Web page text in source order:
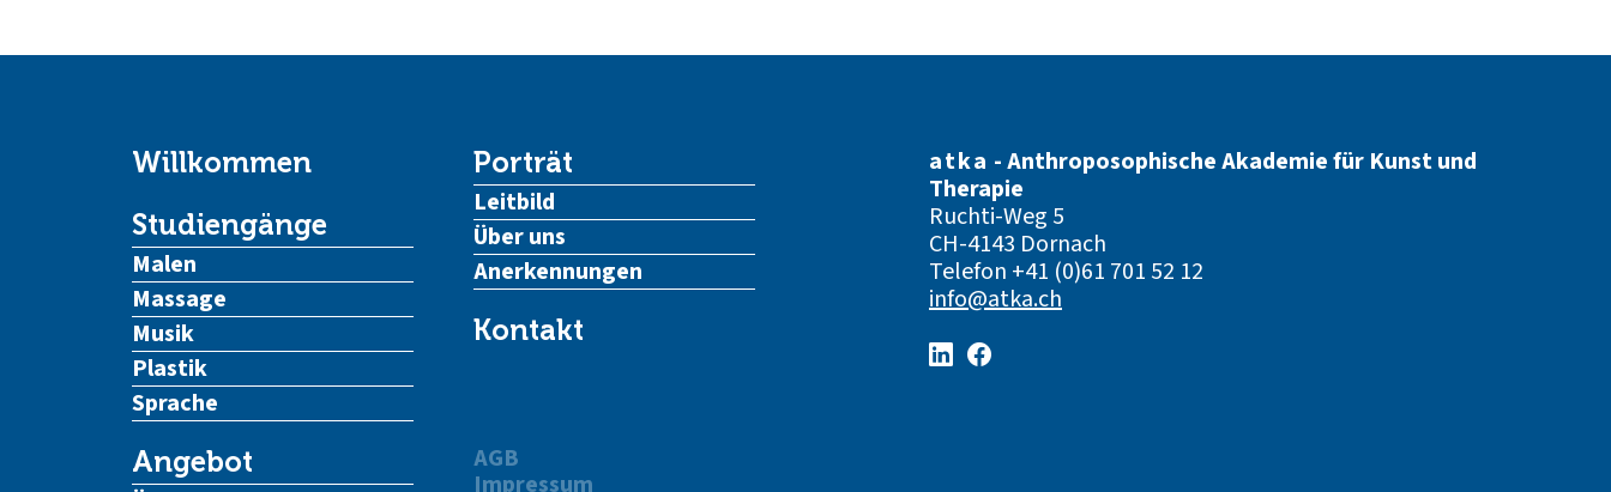
Willkommen
Studiengänge
Malen
Massage
Musik
Plastik
Sprache
Angebot
Porträt
Leitbild
Über uns
Anerkennungen
Kontakt
AGB
Impressum
atka - Anthroposophische Akademie für Kunst und
Therapie
Ruchti-Weg 5
CH-4143 Dornach
Telefon +41 (0)61 701 52 12
info@atka.ch